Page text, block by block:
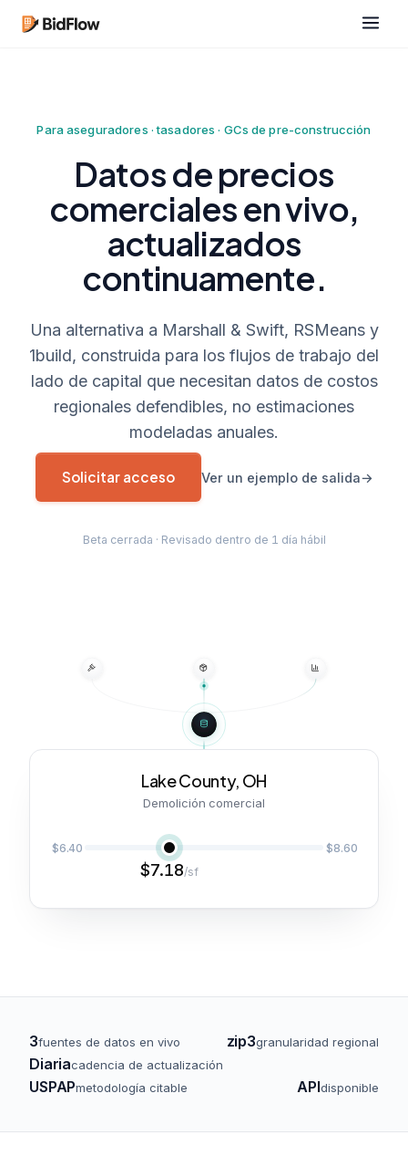
Para aseguradores · tasadores · GCs de pre-construcción
Datos de precios
comerciales en vivo,
actualizados
continuamente.
Una alternativa a Marshall & Swift, RSMeans y
1build, construida para los flujos de trabajo del
lado de capital que necesitan datos de costos
regionales defendibles, no estimaciones
modeladas anuales.
Solicitar acceso Ver un ejemplo de salida
Beta cerrada · Revisado dentro de 1 día hábil
Lake County, OH
Demolición comercial
$6.40
$7.18/sf
$8.60
3fuentes de datos en vivo zip3granularidad regional
Diariacadencia de actualización
USPAPmetodología citable APIdisponible